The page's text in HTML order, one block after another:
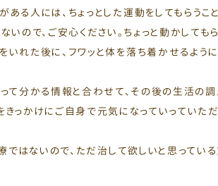
ある人には、ちょっとした運動をしてもらうこと
ので、ご安心ください。ちょっと動かしても
れた後に、フワッと体を落ち着かせるように
て分かる情報と合わせて、その後の生活の
きっかけにご自身で元気になっていっていただ
ではないので、ただ治して欲しいと思ってい